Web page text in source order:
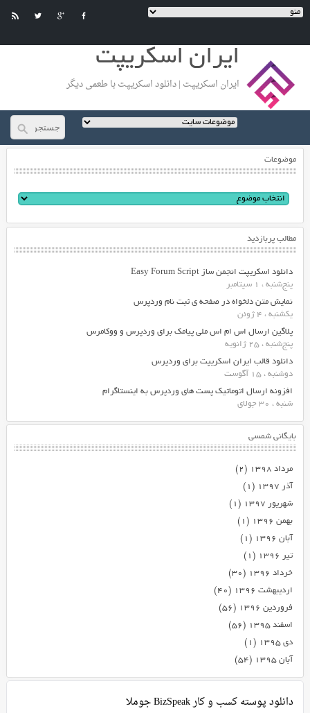
ایران اسکریپت
ایران اسکریپت | دانلود اسکریپت با طعمی دیگر
موضوعات
مطالب پربازدید
دانلود اسکریپت انجمن ساز Easy Forum Script
پنج‌شنبه ، 1 سپتامبر
نمایش متن دلخواه در صفحه ی ثبت نام وردپرس
یکشنبه ، 4 ژوئن
پلاگین ارسال اس ام اس ملی پیامک برای وردپرس و ووکامرس
پنج‌شنبه ، 25 ژانویه
دانلود قالب ایران اسکریپت برای وردپرس
دوشنبه ، 15 آگوست
افزونه ارسال اتوماتیک پست های وردپرس به اینستاگرام
شنبه ، 30 جولای
بایگانی شمسی
مرداد ۱۳۹۸
(۲)
آذر ۱۳۹۷
(۱)
شهریور ۱۳۹۷
(۱)
بهمن ۱۳۹۶
(۱)
آبان ۱۳۹۶
(۱)
تیر ۱۳۹۶
(۱)
خرداد ۱۳۹۶
(۳۰)
اردیبهشت ۱۳۹۶
(۴۰)
فروردین ۱۳۹۶
(۵۶)
اسفند ۱۳۹۵
(۵۶)
دی ۱۳۹۵
(۱)
آبان ۱۳۹۵
(۵۴)
دانلود پوسته کسب و کار BizSpeak جوملا